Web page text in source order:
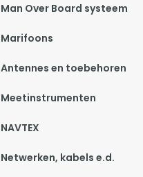
Man Over Board systeem
Marifoons
Antennes en toebehoren
Meetinstrumenten
NAVTEX
Netwerken, kabels e.d.